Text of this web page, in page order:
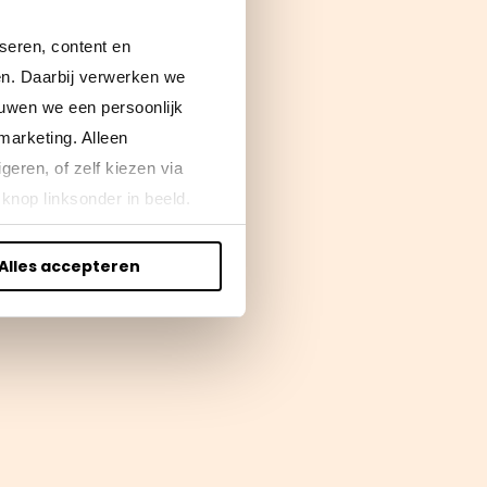
content en
Daarbij verwerken we
we een persoonlijk
Alleen
of zelf kiezen via
linksonder in beeld.
accepteren